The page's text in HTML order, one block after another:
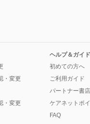
・変更
・変更
ヘルプ＆ガイド
初めての方へ
ご利用ガイド
パートナー書
ケアネットポ
FAQ